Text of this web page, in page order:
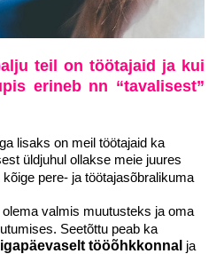
teil on töötajaid ja kui
erineb nn “tavalisest”
lisaks on meil töötajaid ka
üldjuhul ollakse meie juures
pere- ja töötajasõbralikuma
valmis muutusteks ja oma
Seetõttu peab ka
tööõhkkonnal ja